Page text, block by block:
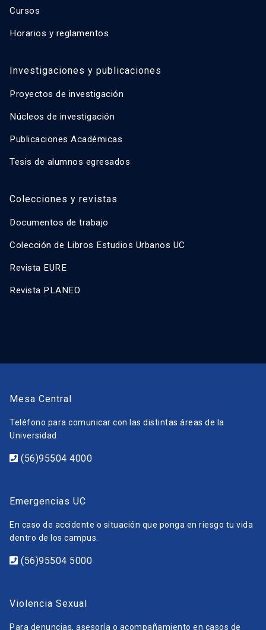
Cursos
Horarios y reglamentos
Investigaciones y publicaciones
Proyectos de investigación
Núcleos de investigación
Publicaciones Académicas
Tesis de alumnos egresados
Colecciones y revistas
Documentos de trabajo
Colección de Libros Estudios Urbanos UC
Revista EURE
Revista PLANEO
Mesa Central
Teléfono para comunicar con las distintas áreas de la
Universidad.
(56)95504 4000
Emergencias UC
En caso de accidente o situación que ponga en riesgo tu vida
dentro de los campus.
(56)95504 5000
Violencia Sexual
Para denuncias, asesoría o acompañamiento en casos de